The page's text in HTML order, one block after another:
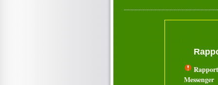
Messenger